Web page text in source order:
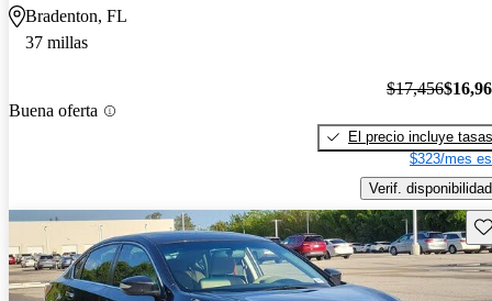
Bradenton, FL
37 millas
Buena oferta
$17,456
El precio incluye tasas
$323/mes
Verif. disponibilidad